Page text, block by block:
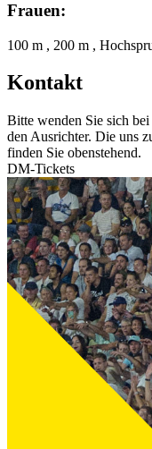
Frauen:
100 m , 200 m ,
Kontakt
Bitte wenden Sie sich
den Ausrichter. Die uns
finden Sie obenstehend.
DM-Tickets